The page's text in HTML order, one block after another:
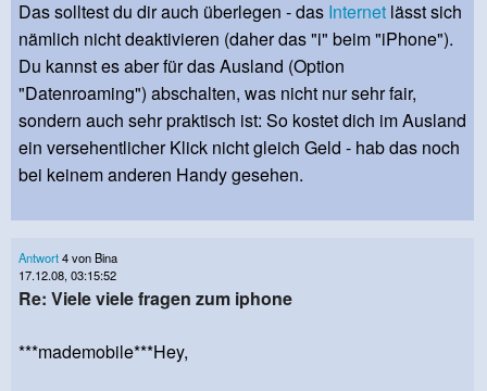
Das solltest du dir auch überlegen - das Internet lässt sich
nämlich nicht deaktivieren (daher das "i" beim "iPhone").
Du kannst es aber für das Ausland (Option
"Datenroaming") abschalten, was nicht nur sehr fair,
sondern auch sehr praktisch ist: So kostet dich im Ausland
ein versehentlicher Klick nicht gleich Geld - hab das noch
bei keinem anderen Handy gesehen.
Antwort4 von Bina
17.12.08, 03:15:52
Re: Viele viele fragen zum iphone
***mademobile***Hey,